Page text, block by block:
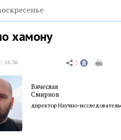
хамону
/ 16:36
Вячеслав
Смирнов
директор Научно-